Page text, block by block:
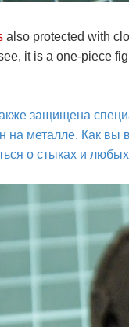
also protected with
it is a one-piece
защищена
на металле. Как вы
о стыках и